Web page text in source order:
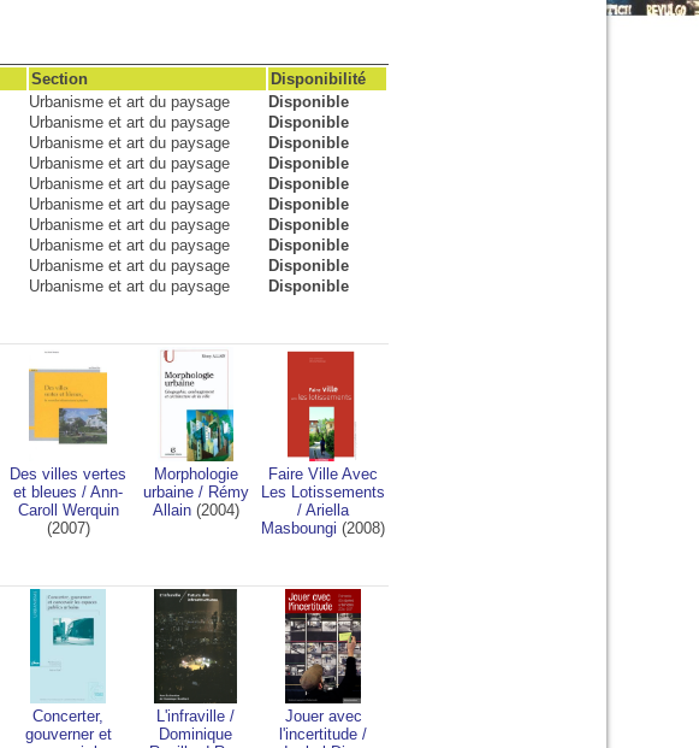
Section
Disponibilité
Urbanisme et art du paysage
Disponible
Urbanisme et art du paysage
Disponible
Urbanisme et art du paysage
Disponible
Urbanisme et art du paysage
Disponible
Urbanisme et art du paysage
Disponible
Urbanisme et art du paysage
Disponible
Urbanisme et art du paysage
Disponible
Urbanisme et art du paysage
Disponible
Urbanisme et art du paysage
Disponible
Urbanisme et art du paysage Disponible
Des villes vertes
et bleues / Ann-
Caroll Werquin
(2007)
Morphologie
urbaine/ Rémy
Allain(2004)
Faire Ville Avec
Les Lotissements
/ Ariella
Masboungi (2008)
Concerter,
gouverner et
L'infraville /
Dominique
Jouer avec
l'incertitude /